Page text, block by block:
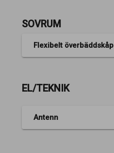
SOVRUM
Flexibelt överbäddskåp
EL/TEKNIK
Antenn